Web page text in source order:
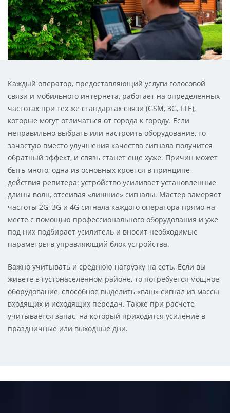
Каждый оператор, предоставляющий услуги голосовой
связи и мобильного интернета, работает на определенных
частотах при тех же стандартах связи (GSM, 3G, LTE),
которые могут отличаться от города к городу. Если
неправильно выбрать или настроить оборудование, то
зачастую вместо улучшения качества сигнала получится
обратный эффект, и связь станет еще хуже. Причин может
быть много, одна из основных кроется в принципе
действия репитера: устройство усиливает установленные
длины волн, отсеивая «лишние» сигналы. Мастер замеряет
частоты 2G, 3G и 4G сигнала каждого оператора прямо на
месте с помощью профессионального оборудования и уже
под них подбирает усилитель и вносит необходимые
параметры в управляющий блок устройства.
Важно учитывать и среднюю нагрузку на сеть. Если вы
живете в густонаселенном районе, то потребуется мощное
оборудование, способное выделить «ваш» сигнал из массы
входящих и исходящих передач. Также при расчете
учитывается запас, на который приходится усиление в
праздничные или выходные дни.